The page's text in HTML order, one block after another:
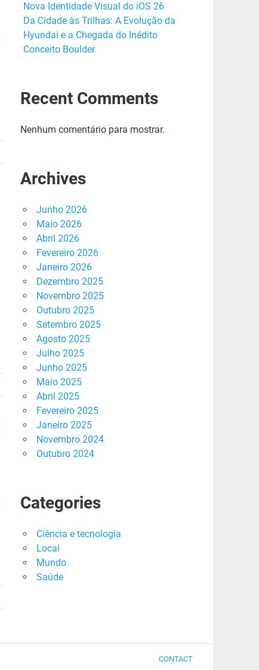
Nova Identidade Visual do iOS 26
Da Cidade às Trilhas: A Evolução da
Hyundai e a Chegada do Inédito
Conceito Boulder
Recent Comments
Nenhum comentário para mostrar.
Archives
Junho 2026
Maio 2026
Abril 2026
Fevereiro 2026
Janeiro 2026
Dezembro 2025
Novembro 2025
Outubro 2025
Setembro 2025
Agosto 2025
Julho 2025
Junho 2025
Maio 2025
Abril 2025
Fevereiro 2025
Janeiro 2025
Novembro 2024
Outubro 2024
Categories
Ciência e tecnologia
Local
Mundo
Saúde
CONTACT